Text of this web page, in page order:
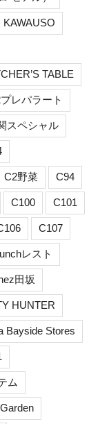
KAWAUSO
TABLE
レパラート
スペシャル
C2野菜 C94
C100 C101
C107
レスト
田坂
HUNTER
Bayside Stores
ム